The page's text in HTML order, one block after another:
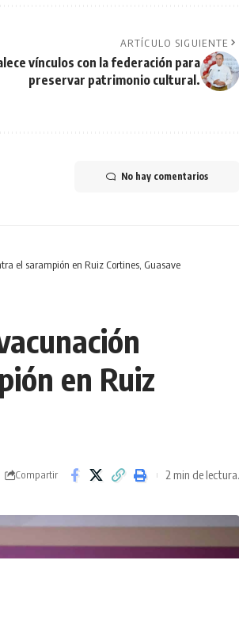
ARTÍCULO SIGUIENTE
vínculos con la federación para
preservar patrimonio cultural.
No hay comentarios
el sarampión en Ruiz Cortines, Guasave
en Ruiz
Compartir 2 min de lectura.